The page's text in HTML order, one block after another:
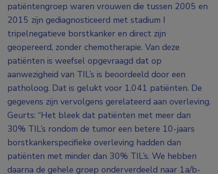
patiëntengroep waren vrouwen die tussen 2005 en
2015 zijn gediagnosticeerd met stadium I
tripelnegatieve borstkanker en direct zijn
geopereerd, zonder chemotherapie. Van deze
patiënten is weefsel opgevraagd dat op
aanwezigheid van TIL’s is beoordeeld door een
patholoog. Dat is gelukt voor 1.041 patiënten. De
gegevens zijn vervolgens gerelateerd aan overleving.
Geurts: “Het bleek dat patiënten met meer dan
30% TIL’s rondom de tumor een betere 10-jaars
borstkankerspecifieke overleving hadden dan
patiënten met minder dan 30% TIL’s. We hebben
daarna de gehele groep onderverdeeld naar 1a/b-